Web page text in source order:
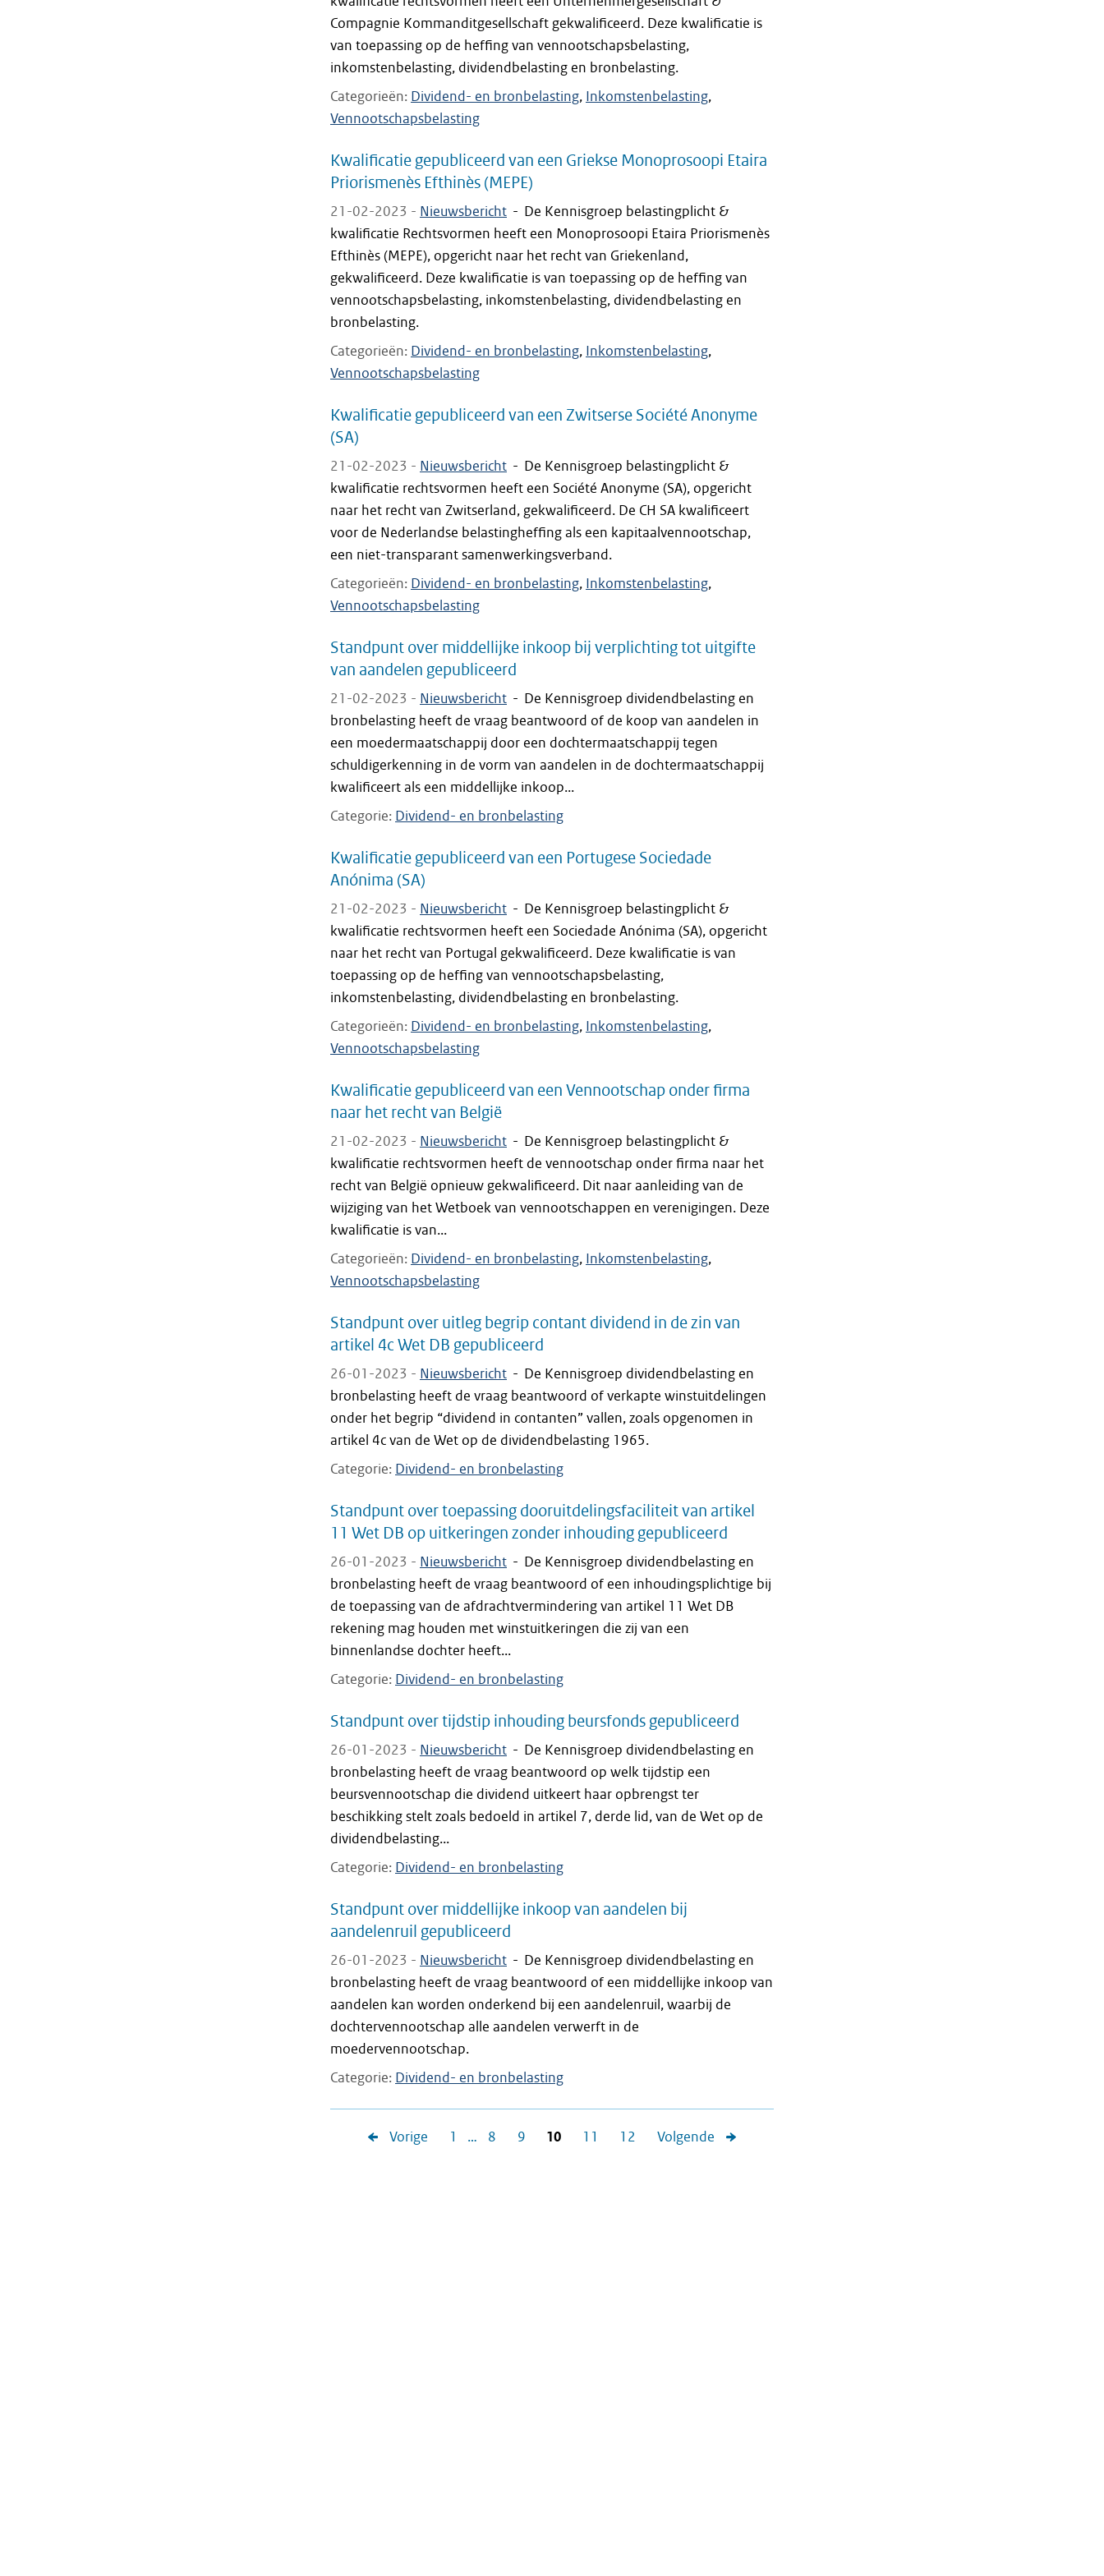
Compagnie Kommanditgesellschaft gekwalificeerd. Deze kwalificatie is
van toepassing op de heffing van vennootschapsbelasting,
inkomstenbelasting, dividendbelasting en bronbelasting.
Categorieën Dividend- en bronbelasting Inkomstenbelasting
Vennootschapsbelasting
Kwalificatie gepubliceerd van een Griekse Monoprosoopi Etaira
Priorismenès Efthinès (MEPE)
21-02-2023 - Nieuwsbericht - De Kennisgroep belastingplicht &
kwalificatie Rechtsvormen heeft een Monoprosoopi Etaira Priorismenès
Efthinès (MEPE), opgericht naar het recht van Griekenland,
gekwalificeerd. Deze kwalificatie is van toepassing op de heffing van
vennootschapsbelasting, inkomstenbelasting, dividendbelasting en
bronbelasting.
Categorieën Dividend- en bronbelasting Inkomstenbelasting
Vennootschapsbelasting
Kwalificatie gepubliceerd van een Zwitserse Société Anonyme
(SA)
21-02-2023 - Nieuwsbericht - De Kennisgroep belastingplicht &
kwalificatie rechtsvormen heeft een Société Anonyme (SA), opgericht
naar het recht van Zwitserland, gekwalificeerd. De CH SA kwalificeert
voor de Nederlandse belastingheffing als een kapitaalvennootschap,
een niet-transparant samenwerkingsverband.
Categorieën Dividend- en bronbelasting Inkomstenbelasting
Vennootschapsbelasting
Standpunt over middellijke inkoop bij verplichting tot uitgifte
van aandelen gepubliceerd
21-02-2023 - Nieuwsbericht - De Kennisgroep dividendbelasting en
bronbelasting heeft de vraag beantwoord of de koop van aandelen in
een moedermaatschappij door een dochtermaatschappij tegen
schuldigerkenning in de vorm van aandelen in de dochtermaatschappij
kwalificeert als een middellijke inkoop...
Categorie Dividend- en bronbelasting
Kwalificatie gepubliceerd van een Portugese Sociedade
Anónima (SA)
21-02-2023 - Nieuwsbericht - De Kennisgroep belastingplicht &
kwalificatie rechtsvormen heeft een Sociedade Anónima (SA), opgericht
naar het recht van Portugal gekwalificeerd. Deze kwalificatie is van
toepassing op de heffing van vennootschapsbelasting,
inkomstenbelasting, dividendbelasting en bronbelasting.
Categorieën Dividend- en bronbelasting Inkomstenbelasting
Vennootschapsbelasting
Kwalificatie gepubliceerd van een Vennootschap onder firma
naar het recht van België
21-02-2023 - Nieuwsbericht - De Kennisgroep belastingplicht &
kwalificatie rechtsvormen heeft de vennootschap onder firma naar het
recht van België opnieuw gekwalificeerd. Dit naar aanleiding van de
wijziging van het Wetboek van vennootschappen en verenigingen. Deze
kwalificatie is van...
Categorieën Dividend- en bronbelasting Inkomstenbelasting
Vennootschapsbelasting
Standpunt over uitleg begrip contant dividend in de zin van
artikel 4c Wet DB gepubliceerd
26-01-2023 - Nieuwsbericht - De Kennisgroep dividendbelasting en
bronbelasting heeft de vraag beantwoord of verkapte winstuitdelingen
onder het begrip “dividend in contanten” vallen, zoals opgenomen in
artikel 4c van de Wet op de dividendbelasting 1965.
Categorie Dividend- en bronbelasting
Standpunt over toepassing dooruitdelingsfaciliteit van artikel
11 Wet DB op uitkeringen zonder inhouding gepubliceerd
26-01-2023 - Nieuwsbericht - De Kennisgroep dividendbelasting en
bronbelasting heeft de vraag beantwoord of een inhoudingsplichtige bij
de toepassing van de afdrachtvermindering van artikel 11 Wet DB
rekening mag houden met winstuitkeringen die zij van een
binnenlandse dochter heeft...
Categorie Dividend- en bronbelasting
Standpunt over tijdstip inhouding beursfonds gepubliceerd
26-01-2023 - Nieuwsbericht - De Kennisgroep dividendbelasting en
bronbelasting heeft de vraag beantwoord op welk tijdstip een
beursvennootschap die dividend uitkeert haar opbrengst ter
beschikking stelt zoals bedoeld in artikel 7, derde lid, van de Wet op de
dividendbelasting...
Categorie Dividend- en bronbelasting
Standpunt over middellijke inkoop van aandelen bij
aandelenruil gepubliceerd
26-01-2023 - Nieuwsbericht - De Kennisgroep dividendbelasting en
bronbelasting heeft de vraag beantwoord of een middellijke inkoop van
aandelen kan worden onderkend bij een aandelenruil, waarbij de
dochtervennootschap alle aandelen verwerft in de
moedervennootschap.
Categorie Dividend- en bronbelasting
Vorige 1 … 8 9 10 11 12 Volgende